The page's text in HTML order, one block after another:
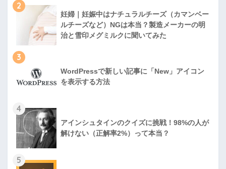
2
妊婦｜妊娠中はナチュラルチーズ（カマンベー
ルチーズなど）NGは本当？製造メーカーの明
治と雪印メグミルクに聞いてみた
3
WordPressで新しい記事に「New」アイコン
を表示する方法
4
アインシュタインのクイズに挑戦！98%の人が
解けない（正解率2%）って本当？
5